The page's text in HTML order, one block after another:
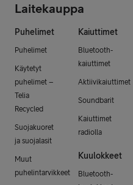
Laitekauppa
Puhelimet
Puhelimet
Käytetyt
puhelimet –
Telia
Recycled
Suojakuoret
ja suojalasit
Muut
puhelintarvikkeet
Kaiuttimet
Bluetooth-
kaiuttimet
Aktiivikaiuttimet
Soundbarit
Kaiuttimet
radiolla
Kuulokkeet
Bluetooth-